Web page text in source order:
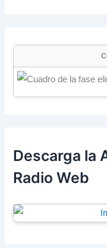
Descarga la
Radio Web